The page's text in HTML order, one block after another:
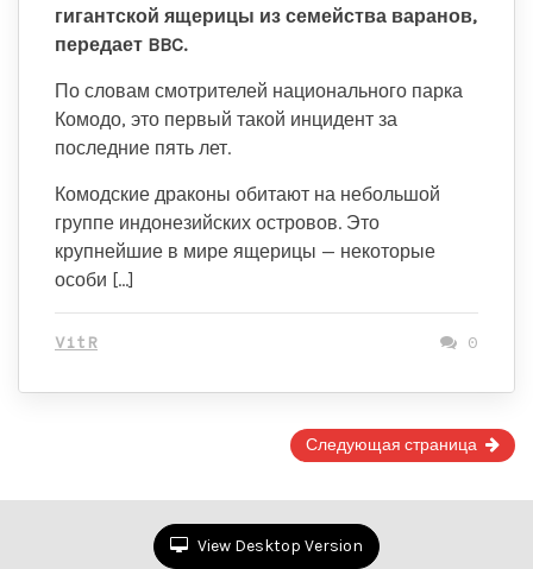
гигантской ящерицы из семейства варанов,
передает BBC.
По словам смотрителей национального парка
Комодо, это первый такой инцидент за
последние пять лет.
Комодские драконы обитают на небольшой
группе индонезийских островов. Это
крупнейшие в мире ящерицы — некоторые
особи […]
VitR 0
Следующая страница
View Desktop Version